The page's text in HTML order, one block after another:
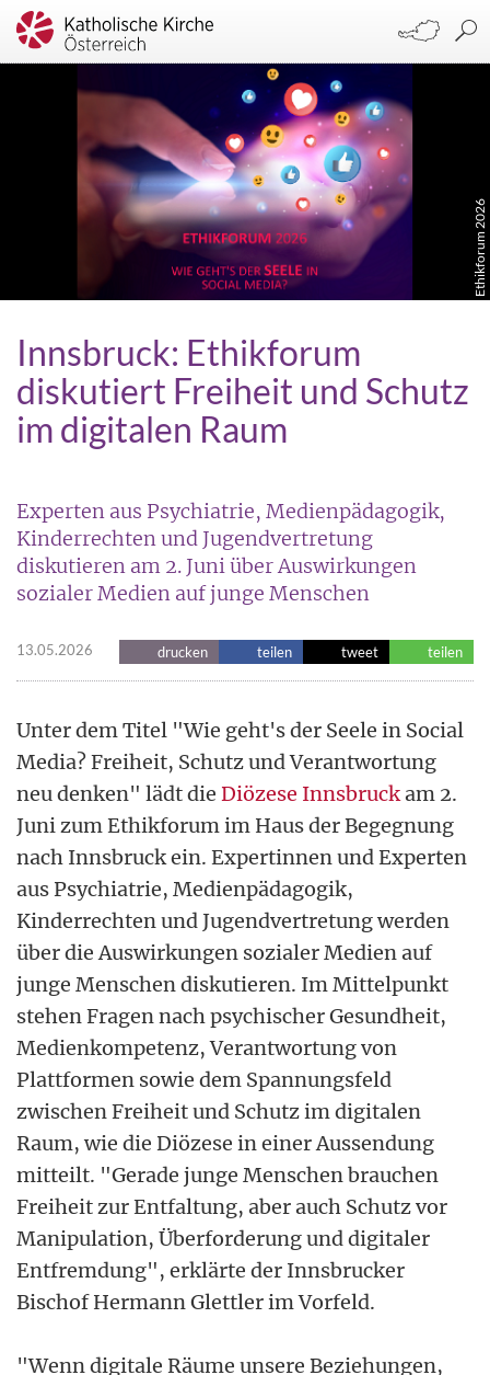
Ethikforum 2026
Innsbruck: Ethikforum
diskutiert Freiheit und Schutz
im digitalen Raum
Experten aus Psychiatrie, Medienpädagogik,
Kinderrechten und Jugendvertretung
diskutieren am 2. Juni über Auswirkungen
sozialer Medien auf junge Menschen
13.05.2026 drucken teilen tweet teilen
Unter dem Titel "Wie geht's der Seele in Social
Media? Freiheit, Schutz und Verantwortung
neu denken" lädt die Diözese Innsbruckam 2.
Juni zum Ethikforum im Haus der Begegnung
nach Innsbruck ein. Expertinnen und Experten
aus Psychiatrie, Medienpädagogik,
Kinderrechten und Jugendvertretung werden
über die Auswirkungen sozialer Medien auf
junge Menschen diskutieren. Im Mittelpunkt
stehen Fragen nach psychischer Gesundheit,
Medienkompetenz, Verantwortung von
Plattformen sowie dem Spannungsfeld
zwischen Freiheit und Schutz im digitalen
Raum, wie die Diözese in einer Aussendung
mitteilt. "Gerade junge Menschen brauchen
Freiheit zur Entfaltung, aber auch Schutz vor
Manipulation, Überforderung und digitaler
Entfremdung", erklärte der Innsbrucker
Bischof Hermann Glettler im Vorfeld.
"Wenn digitale Räume unsere Beziehungen,